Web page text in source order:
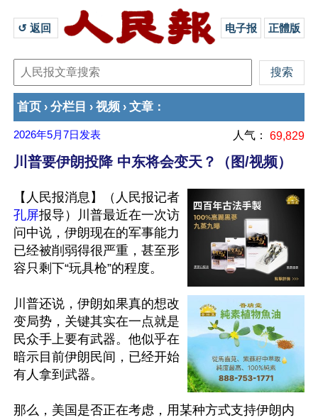
↺ 返回 电子报 正體版
首页 › 分栏目 › 视频 › 文章 ：
2026年5月7日 发表 人气： 69,829
川普要伊朗投降 中东将会变天？（图/视频）
【人民报消息】（人民报记者
孔屏报导）川普最近在一次访
问中说，伊朗现在的军事能力
已经被削弱得很严重，甚至形
容只剩下“玩具枪”的程度。
川普还说，伊朗如果真的想改
变局势，关键其实在一点就是
民众手上要有武器。他似乎在
暗示目前伊朗民间，已经开始
有人拿到武器。
那么，美国是否正在考虑，用某种方式支持伊朗内